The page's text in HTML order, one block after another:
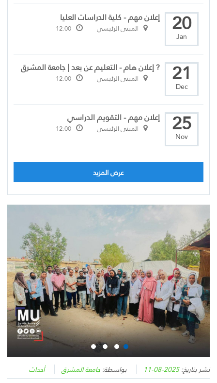
20
Jan
إعلان مهم - كلية الدراسات العليا
المبنى الرئيسي 12:00
21
Dec
? إعلان هام - التعليم عن بعد | جامعة المشرق
المبنى الرئيسي 12:00
25
Nov
إعلان مهم - التقويم الدراسي
المبنى الرئيسي 12:00
عرض المزيد
نشر بتاريخ:2025-08-11 بواسطة:جامعة المشرق أحداث